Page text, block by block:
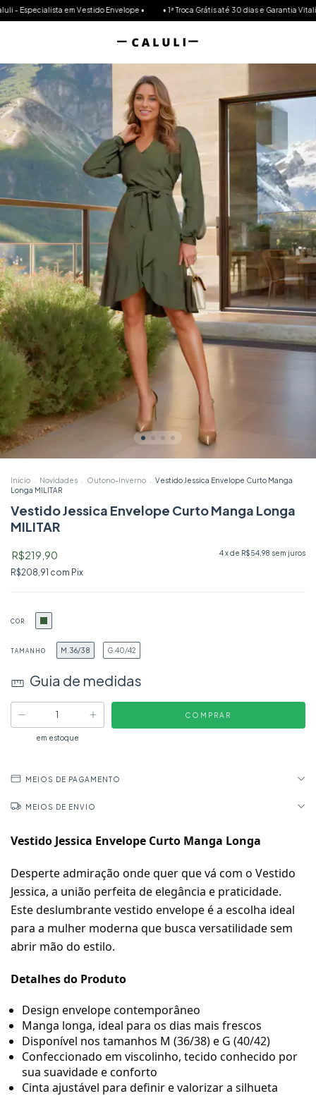
em Vestido Envelope • • 1ª Troca Grátis até 30 dias e Garantia Vitalícia •
Início Novidades Outono-Inverno
Vestido Jessica Envelope Curto Manga
Longa MILITAR
Vestido Jessica Envelope Curto Manga Longa
MILITAR
R$219,90 4x de R$54,98 sem juros
R$208,91 com Pix
COR
TAMANHO M.36/38 G.40/42
Guia de medidas
em estoque
MEIOS DE PAGAMENTO
MEIOS DE ENVIO
Vestido Jessica Envelope Curto Manga Longa
Desperte admiração onde quer que vá com o Vestido
Jessica, a união perfeita de elegância e praticidade.
Este deslumbrante vestido envelope é a escolha ideal
para a mulher moderna que busca versatilidade sem
abrir mão do estilo.
Detalhes do Produto
Design envelope contemporâneo
Manga longa, ideal para os dias mais frescos
Disponível nos tamanhos M (36/38) e G (40/42)
Confeccionado em viscolinho, tecido conhecido por
sua suavidade e conforto
Cinta ajustável para definir e valorizar a silhueta